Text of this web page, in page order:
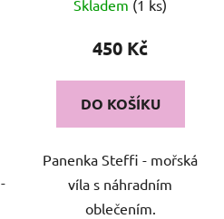
Skladem (1 ks)
450 Kč
DO KOŠÍKU
Panenka Steffi - mořská
víla s náhradním
oblečením.